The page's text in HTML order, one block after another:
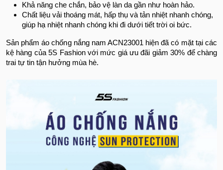
Khả năng che chắn, bảo vệ làn da gần như hoàn hảo.
Chất liệu vải thoáng mát, hấp thụ và tản nhiệt nhanh chóng,
giúp hạ nhiệt nhanh chóng khi đi dưới tiết trời oi bức.
Sản phẩm áo chống nắng nam ACN23001 hiện đã có mặt tại các
kệ hàng của 5S Fashion với mức giá ưu đãi giảm 30% để chàng
trai tự tin tận hưởng mùa hè.